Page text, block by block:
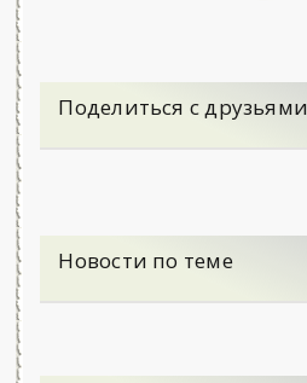
Поделиться с друзьями
Новости по теме